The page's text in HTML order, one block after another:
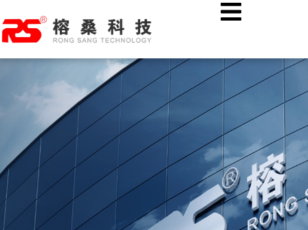
至
内
容
AI融合图像识别技术：燃气特种作业现场安全绳佩戴智能监管